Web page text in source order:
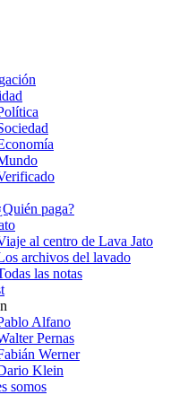
paga?
al centro de Lava Jato
archivos del lavado
las notas
Alfano
Pernas
Werner
Klein
somos